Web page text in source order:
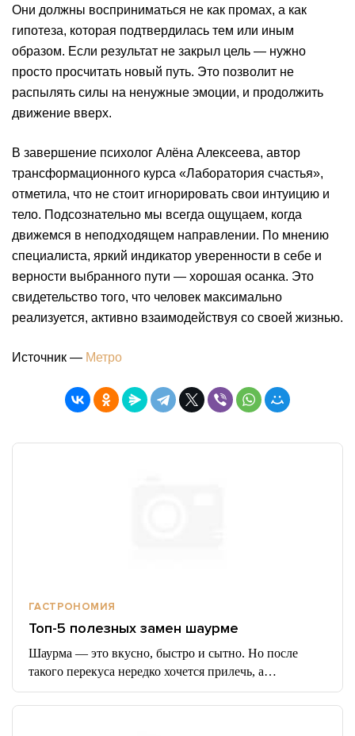
Они должны восприниматься не как промах, а как
гипотеза, которая подтвердилась тем или иным
образом. Если результат не закрыл цель — нужно
просто просчитать новый путь. Это позволит не
распылять силы на ненужные эмоции, и продолжить
движение вверх.
В завершение психолог Алёна Алексеева, автор
трансформационного курса «Лаборатория счастья»,
отметила, что не стоит игнорировать свои интуицию и
тело. Подсознательно мы всегда ощущаем, когда
движемся в неподходящем направлении. По мнению
специалиста, яркий индикатор уверенности в себе и
верности выбранного пути — хорошая осанка. Это
свидетельство того, что человек максимально
реализуется, активно взаимодействуя со своей жизнью.
Источник — Метро
ГАСТРОНОМИЯ
Топ-5 полезных замен шаурме
Шаурма — это вкусно, быстро и сытно. Но после
такого перекуса нередко хочется прилечь, а…